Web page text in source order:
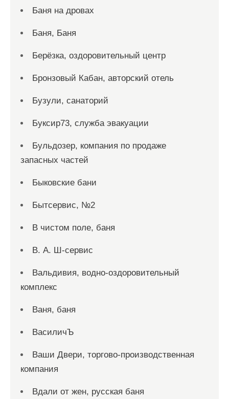
Баня на дровах
Баня, Баня
Берёзка, оздоровительный центр
Бронзовый Кабан, авторский отель
Бузули, санаторий
Буксир73, служба эвакуации
Бульдозер, компания по продаже
запасных частей
Быковские бани
Бытсервис, №2
В чистом поле, баня
В. А. Ш-сервис
Вальдивия, водно-оздоровительный
комплекс
Ваня, баня
ВасиличЪ
Ваши Двери, торгово-производственная
компания
Вдали от жен, русская баня